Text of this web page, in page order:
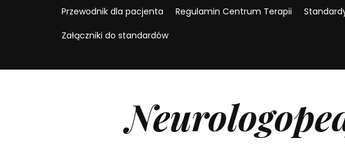
Przewodnik dla pacjenta Regulamin Centrum Terapii
Załączniki do standardów